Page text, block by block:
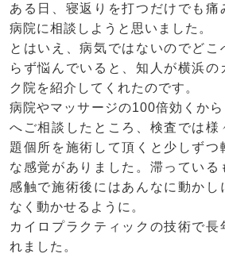
ある日、寝返りを打つだけでも痛
病院に相談しようと思いました。
とはいえ、病気ではないのでどこ
らず悩んでいると、知人が横浜の
ク院を紹介してくれたのです。
病院やマッサージの100倍効くか
へご相談したところ、検査では様
題個所を施術して頂くと少しずつ
な感覚がありました。滞っている
感触で施術後にはあんなに動かし
なく動かせるように。
カイロプラクティックの技術で長
れました。